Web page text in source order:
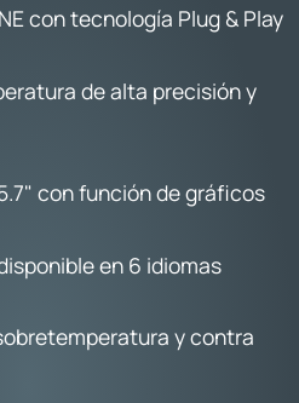
con tecnología Plug & Play
de alta precisión y
con función de gráficos
en 6 idiomas
y contra